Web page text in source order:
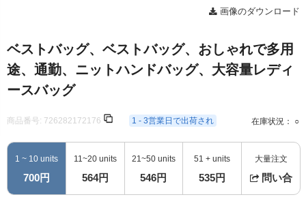
画像のダウンロード
ベストバッグ、ベストバッグ、おしゃれで多用
途、通勤、ニットハンドバッグ、大容量レディ
ースバッグ
商品番号: 726282172176 1 - 3営業日で出荷され 在庫状況： ○
1 ~ 10 units
700円
11~20 units
564円
21~50 units
546円
51 + units
535円
大量注文
問い合